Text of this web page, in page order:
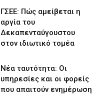
ΓΣΕΕ: Πώς αμείβεται η
αργία του
Δεκαπενταύγουστου
στον ιδιωτικό τομέα
Νέα ταυτότητα: Οι
υπηρεσίες και οι φορείς
που απαιτούν ενημέρωση